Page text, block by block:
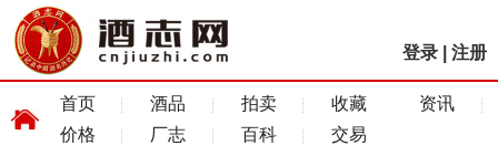
登录 注册
首页 酒品 拍卖 收藏
资讯
价格
厂志 百科 交易